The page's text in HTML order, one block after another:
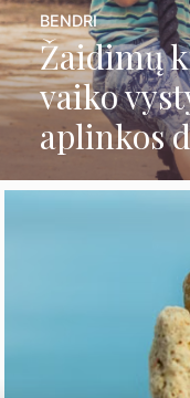
Žaidimų
vaiko
aplinkos
BENDRI